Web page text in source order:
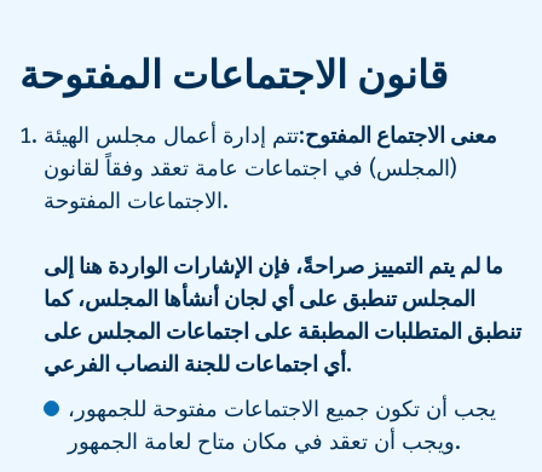
قانون الاجتماعات المفتوحة
معنى الاجتماع المفتوح:تتم إدارة أعمال مجلس الهيئة
(المجلس) في اجتماعات عامة تعقد وفقاً لقانون
الاجتماعات المفتوحة.
ما لم يتم التمييز صراحةً، فإن الإشارات الواردة هنا إلى
المجلس تنطبق على أي لجان أنشأها المجلس، كما
تنطبق المتطلبات المطبقة على اجتماعات المجلس على
أي اجتماعات للجنة النصاب الفرعي.
يجب أن تكون جميع الاجتماعات مفتوحة للجمهور،
ويجب أن تعقد في مكان متاح لعامة الجمهور.